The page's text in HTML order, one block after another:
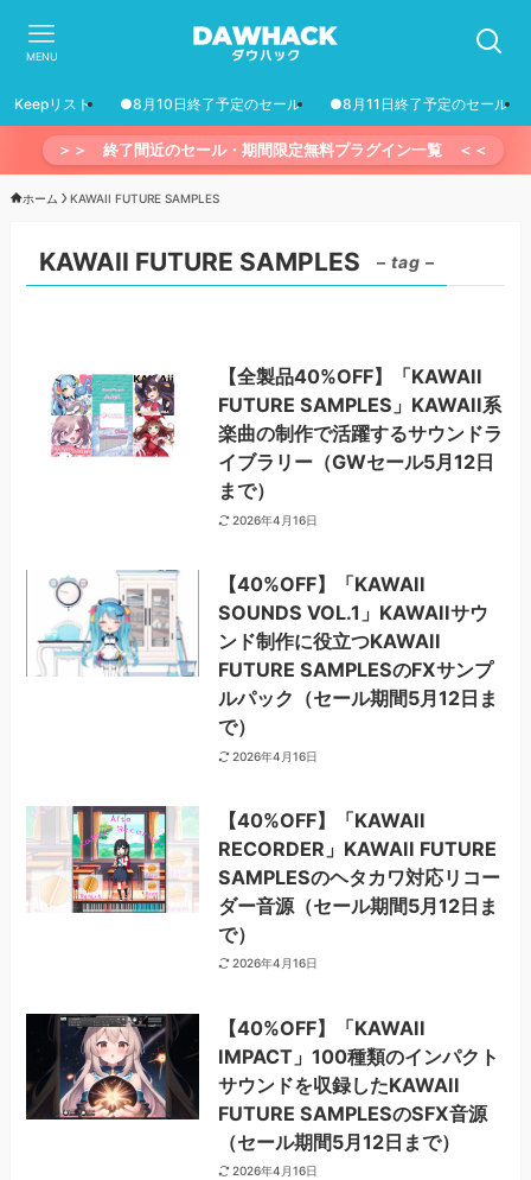
MENU
Keepリスト ●8月10日終了予定のセール ●8月11日終了予定のセール
＞＞ 終了間近のセール・期間限定無料プラグイン一覧 ＜＜
ホーム KAWAII FUTURE SAMPLES
KAWAII FUTURE SAMPLES – tag –
【全製品40%OFF】「KAWAII
FUTURE SAMPLES」KAWAII系
楽曲の制作で活躍するサウンドラ
イブラリー（GWセール5月12日
まで）
2026年4月16日
【40%OFF】「KAWAII
SOUNDS VOL.1」KAWAIIサウ
ンド制作に役立つKAWAII
FUTURE SAMPLESのFXサンプ
ルパック（セール期間5月12日ま
で）
2026年4月16日
【40%OFF】「KAWAII
RECORDER」KAWAII FUTURE
SAMPLESのヘタカワ対応リコー
ダー音源（セール期間5月12日ま
で）
2026年4月16日
【40%OFF】「KAWAII
IMPACT」100種類のインパクト
サウンドを収録したKAWAII
FUTURE SAMPLESのSFX音源
（セール期間5月12日まで）
2026年4月16日